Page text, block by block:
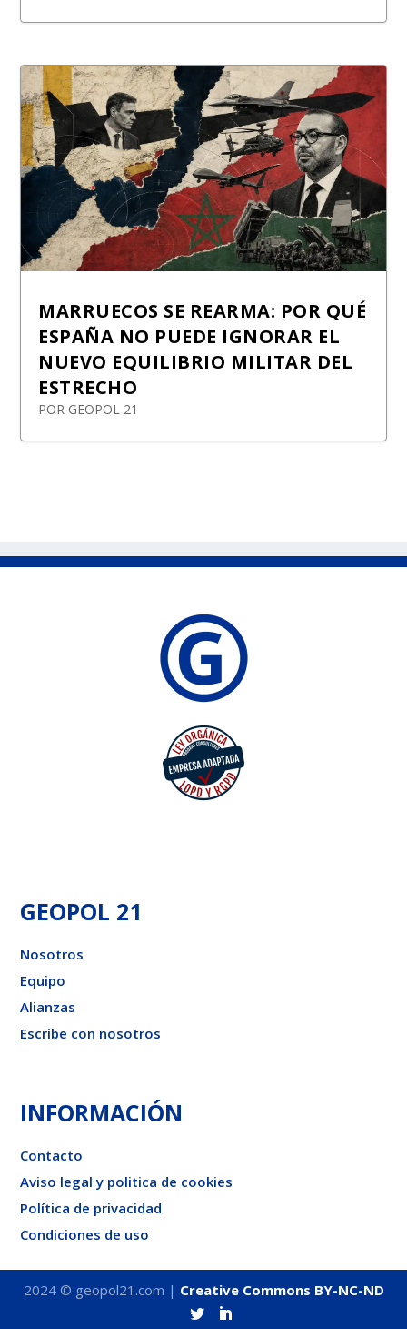
MARRUECOS SE REARMA: POR QUÉ
ESPAÑA NO PUEDE IGNORAR EL
NUEVO EQUILIBRIO MILITAR DEL
ESTRECHO
POR GEOPOL 21
GEOPOL 21
Nosotros
Equipo
Alianzas
Escribe con nosotros
INFORMACIÓN
Contacto
Aviso legal y politica de cookies
Política de privacidad
Condiciones de uso
2024 © geopol21.com | Creative Commons BY-NC-ND